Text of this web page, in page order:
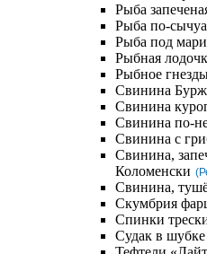
Рыба
Рыба по-
Рыба под
Рыбная
Рыбное
Свинина
Свинина
Свинина по-
Свинина с
Свинина,
Коломенски
Свинина,
Скумбрия
Спинки
Судак в шубке